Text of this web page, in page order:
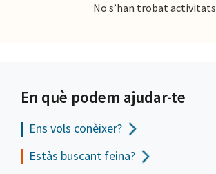
No s’han trobat activitats
En què podem ajudar-te
Ens vols conèixer?
Estàs buscant feina?